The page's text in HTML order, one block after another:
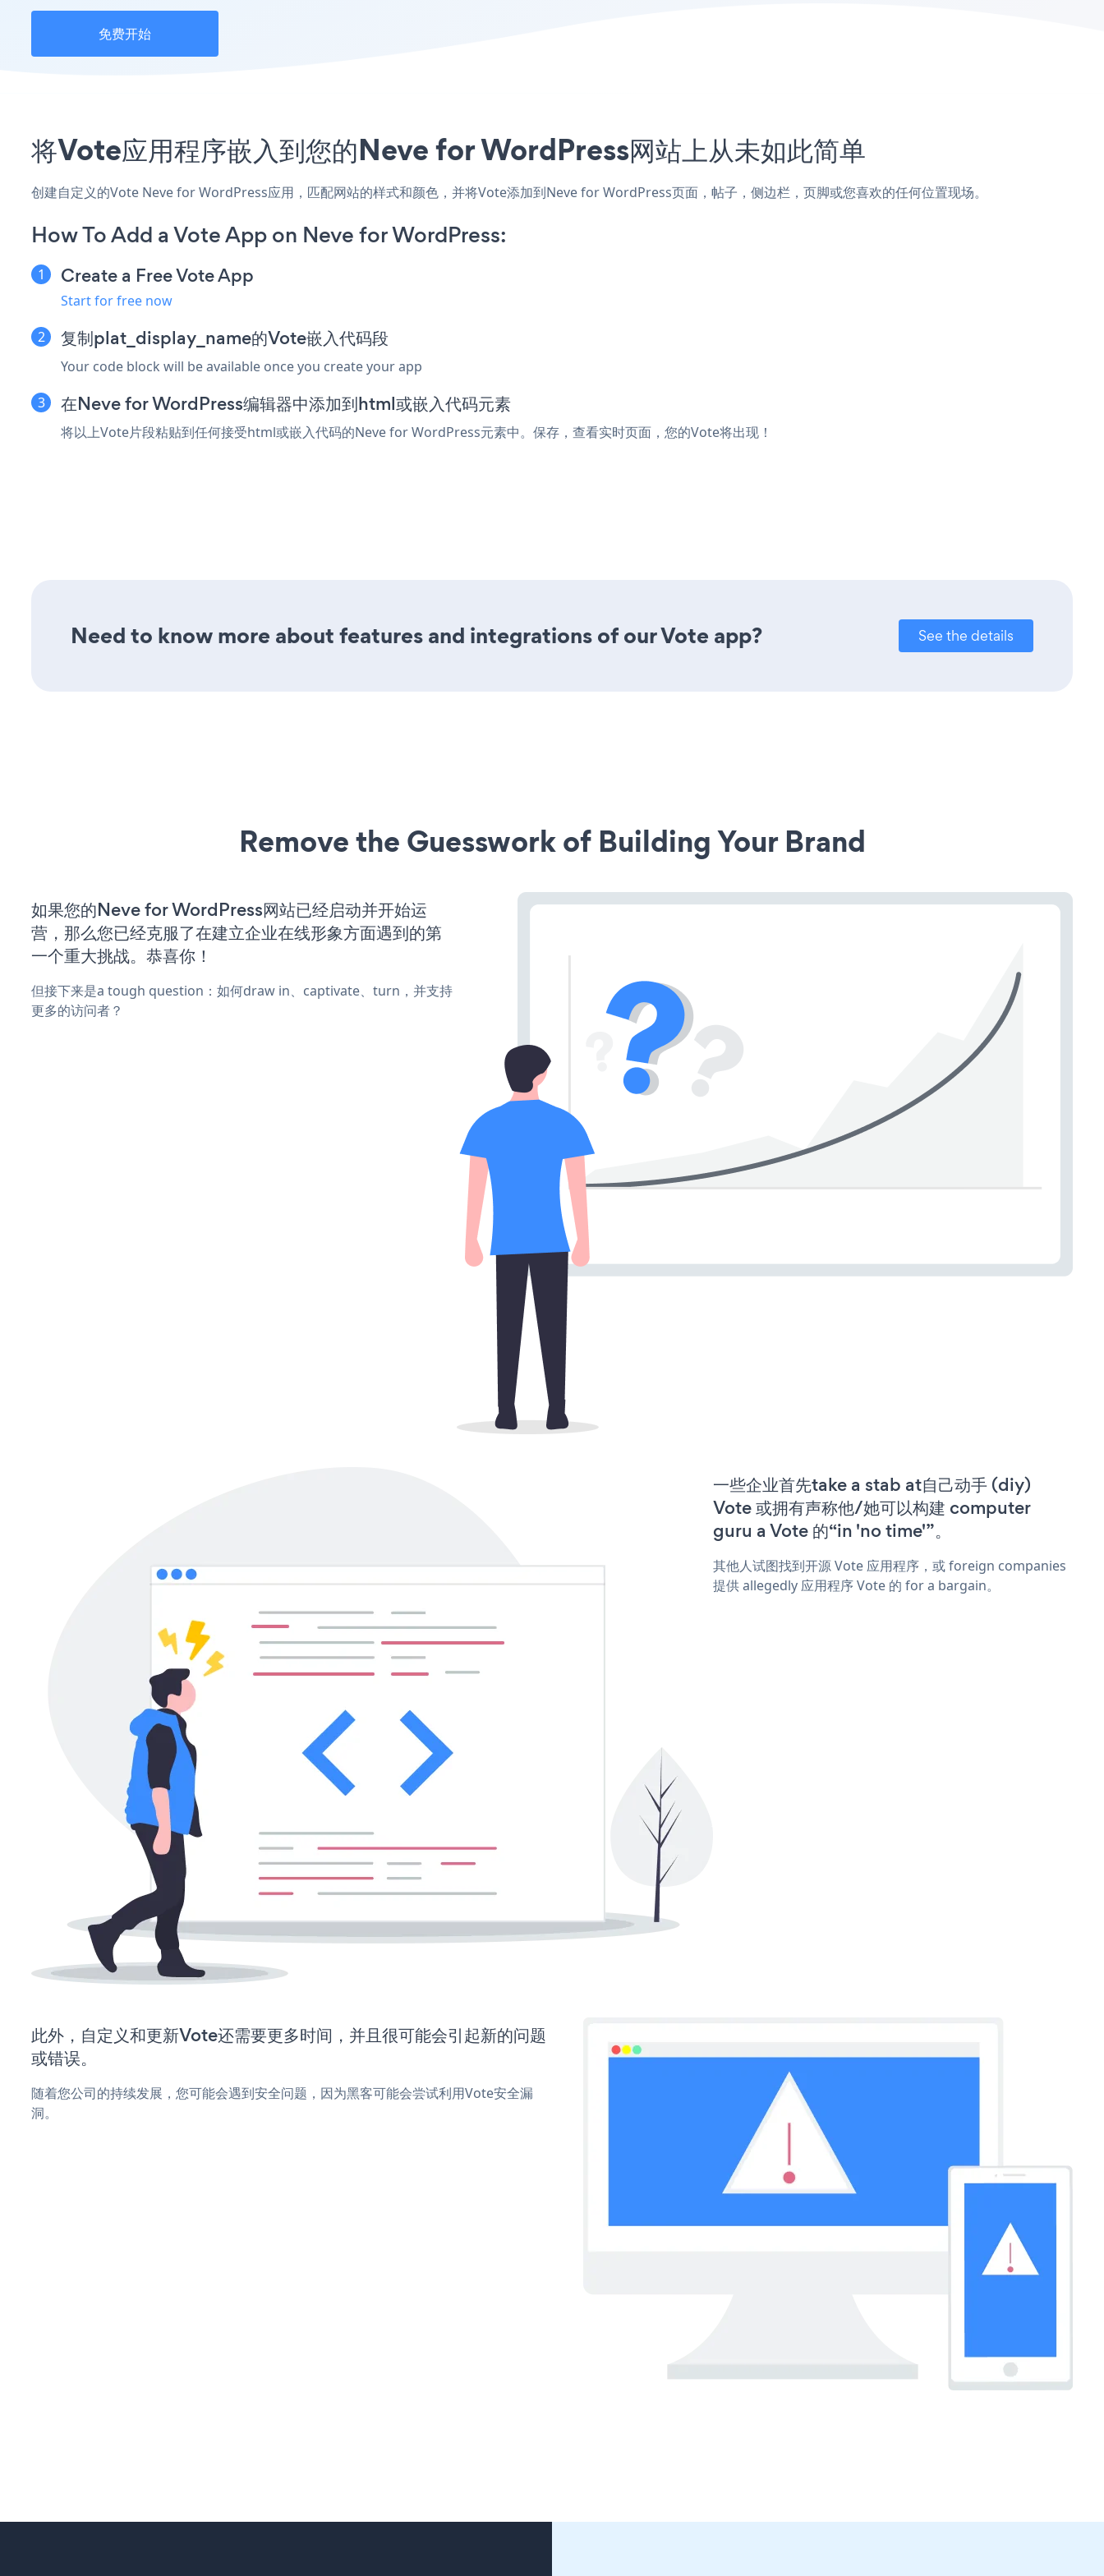
免费开始
将Vote应用程序嵌入到您的Neve for WordPress网站上从未如此简单
创建自定义的Vote Neve for WordPress应用，匹配网站的样式和颜色，并将Vote添加到Neve for WordPress页面，帖子，侧边栏，页脚或您喜欢的任何位置现场。
How To Add a Vote App on Neve for WordPress:
Create a Free Vote App
Start for free now
复制plat_display_name的Vote嵌入代码段
Your code block will be available once you create your app
在Neve for WordPress编辑器中添加到html或嵌入代码元素
将以上Vote片段粘贴到任何接受html或嵌入代码的Neve for WordPress元素中。保存，查看实时页面，您的Vote将出现！
Need to know more about features and integrations of our Vote app? See the details
Remove the Guesswork of Building Your Brand
如果您的Neve for WordPress网站已经启动并开始运
营，那么您已经克服了在建立企业在线形象方面遇到的第
一个重大挑战。恭喜你！
但接下来是a tough question：如何draw in、captivate、turn，并支持
更多的访问者？
一些企业首先take a stab at自己动手 (diy)
Vote 或拥有声称他/她可以构建 computer
guru a Vote 的“in 'no time'”。
其他人试图找到开源 Vote 应用程序，或 foreign companies
提供 allegedly 应用程序 Vote 的 for a bargain。
此外，自定义和更新Vote还需要更多时间，并且很可能会引起新的问题
或错误。
随着您公司的持续发展，您可能会遇到安全问题，因为黑客可能会尝试利用Vote安全漏
洞。